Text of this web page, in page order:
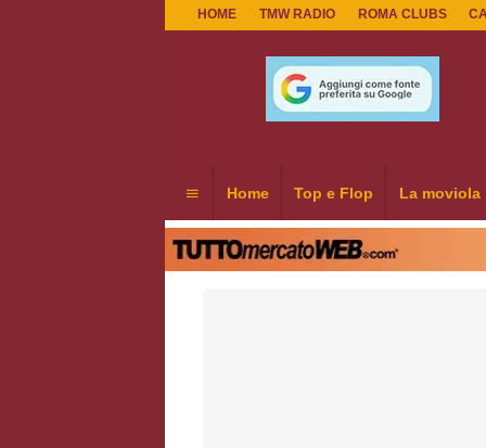
HOME TMW RADIO ROMA CLUBS
Home Top e Flop La moviola